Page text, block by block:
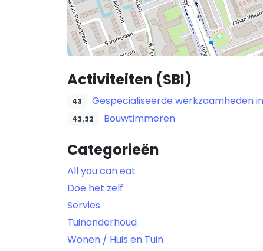
Activiteiten (SBI)
43 Gespecialiseerde werkzaamheden
43.32 Bouwtimmeren
Categorieën
All you can eat
Doe het zelf
Servies
Tuinonderhoud
Wonen / Huis en Tuin